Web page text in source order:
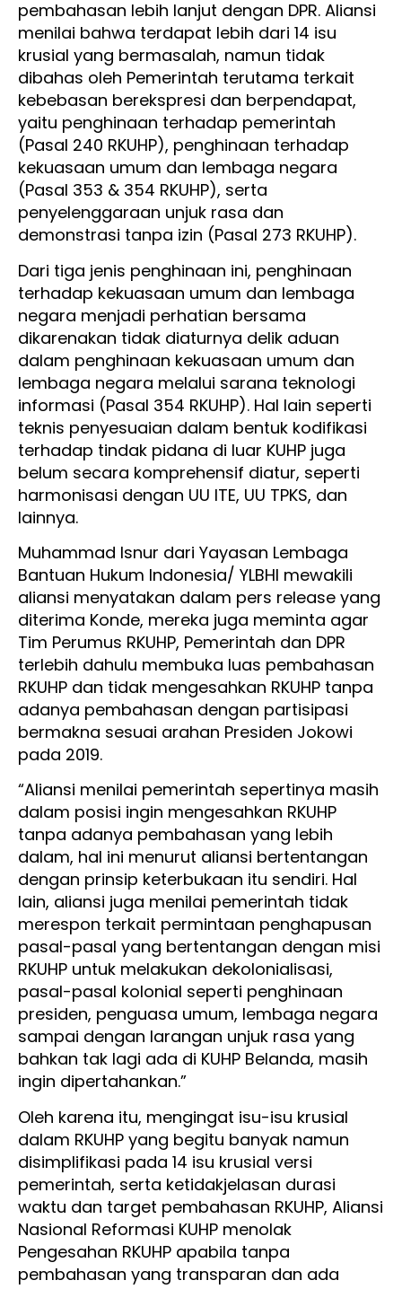
pembahasan lebih lanjut dengan DPR. Aliansi
menilai bahwa terdapat lebih dari 14 isu
krusial yang bermasalah, namun tidak
dibahas oleh Pemerintah terutama terkait
kebebasan berekspresi dan berpendapat,
yaitu penghinaan terhadap pemerintah
(Pasal 240 RKUHP), penghinaan terhadap
kekuasaan umum dan lembaga negara
(Pasal 353 & 354 RKUHP), serta
penyelenggaraan unjuk rasa dan
demonstrasi tanpa izin (Pasal 273 RKUHP).
Dari tiga jenis penghinaan ini, penghinaan
terhadap kekuasaan umum dan lembaga
negara menjadi perhatian bersama
dikarenakan tidak diaturnya delik aduan
dalam penghinaan kekuasaan umum dan
lembaga negara melalui sarana teknologi
informasi (Pasal 354 RKUHP). Hal lain seperti
teknis penyesuaian dalam bentuk kodifikasi
terhadap tindak pidana di luar KUHP juga
belum secara komprehensif diatur, seperti
harmonisasi dengan UU ITE, UU TPKS, dan
lainnya.
Muhammad Isnur dari Yayasan Lembaga
Bantuan Hukum Indonesia/ YLBHI mewakili
aliansi menyatakan dalam pers release yang
diterima Konde, mereka juga meminta agar
Tim Perumus RKUHP, Pemerintah dan DPR
terlebih dahulu membuka luas pembahasan
RKUHP dan tidak mengesahkan RKUHP tanpa
adanya pembahasan dengan partisipasi
bermakna sesuai arahan Presiden Jokowi
pada 2019.
“Aliansi menilai pemerintah sepertinya masih
dalam posisi ingin mengesahkan RKUHP
tanpa adanya pembahasan yang lebih
dalam, hal ini menurut aliansi bertentangan
dengan prinsip keterbukaan itu sendiri. Hal
lain, aliansi juga menilai pemerintah tidak
merespon terkait permintaan penghapusan
pasal-pasal yang bertentangan dengan misi
RKUHP untuk melakukan dekolonialisasi,
pasal-pasal kolonial seperti penghinaan
presiden, penguasa umum, lembaga negara
sampai dengan larangan unjuk rasa yang
bahkan tak lagi ada di KUHP Belanda, masih
ingin dipertahankan.”
Oleh karena itu, mengingat isu-isu krusial
dalam RKUHP yang begitu banyak namun
disimplifikasi pada 14 isu krusial versi
pemerintah, serta ketidakjelasan durasi
waktu dan target pembahasan RKUHP, Aliansi
Nasional Reformasi KUHP menolak
Pengesahan RKUHP apabila tanpa
pembahasan yang transparan dan ada